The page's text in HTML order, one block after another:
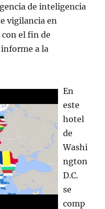
de inteligencia
vigilancia en
el fin de
a la
En
este
hotel
de
Washi
ngton
D.C.
se
comp